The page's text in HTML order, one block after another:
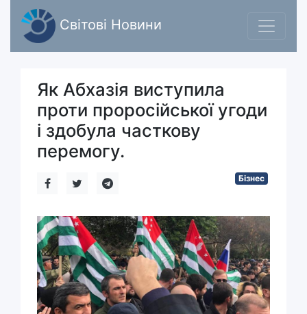
Світові Новини
Як Абхазія виступила
проти проросійської угоди
і здобула часткову
перемогу.
Бізнес